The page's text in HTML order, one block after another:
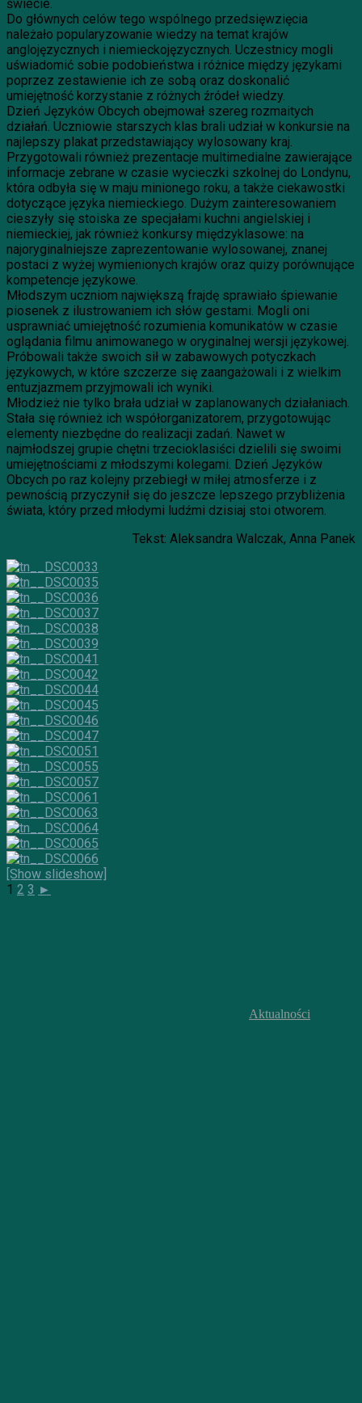
świecie.
Do głównych celów tego wspólnego przedsięwzięcia
należało popularyzowanie wiedzy na temat krajów
anglojęzycznych i niemieckojęzycznych. Uczestnicy mogli
uświadomić sobie podobieństwa i różnice między językami
poprzez zestawienie ich ze sobą oraz doskonalić
umiejętność korzystanie z różnych źródeł wiedzy.
Dzień Języków Obcych obejmował szereg rozmaitych
działań. Uczniowie starszych klas brali udział w konkursie na
najlepszy plakat przedstawiający wylosowany kraj.
Przygotowali również prezentacje multimedialne zawierające
informacje zebrane w czasie wycieczki szkolnej do Londynu,
która odbyła się w maju minionego roku, a także ciekawostki
dotyczące języka niemieckiego. Dużym zainteresowaniem
cieszyły się stoiska ze specjałami kuchni angielskiej i
niemieckiej, jak również konkursy międzyklasowe: na
najoryginalniejsze zaprezentowanie wylosowanej, znanej
postaci z wyżej wymienionych krajów oraz quizy porównujące
kompetencje językowe.
Młodszym uczniom największą frajdę sprawiało śpiewanie
piosenek z ilustrowaniem ich słów gestami. Mogli oni
usprawniać umiejętność rozumienia komunikatów w czasie
oglądania filmu animowanego w oryginalnej wersji językowej.
Próbowali także swoich sił w zabawowych potyczkach
językowych, w które szczerze się zaangażowali i z wielkim
entuzjazmem przyjmowali ich wyniki.
Młodzież nie tylko brała udział w zaplanowanych działaniach.
Stała się również ich współorganizatorem, przygotowując
elementy niezbędne do realizacji zadań. Nawet w
najmłodszej grupie chętni trzecioklasiści dzielili się swoimi
umiejętnościami z młodszymi kolegami. Dzień Języków
Obcych po raz kolejny przebiegł w miłej atmosferze i z
pewnością przyczynił się do jeszcze lepszego przybliżenia
świata, który przed młodymi ludźmi dzisiaj stoi otworem.
Tekst: Aleksandra Walczak, Anna Panek
[Show slideshow]
1 2 3 ►
Aktualności